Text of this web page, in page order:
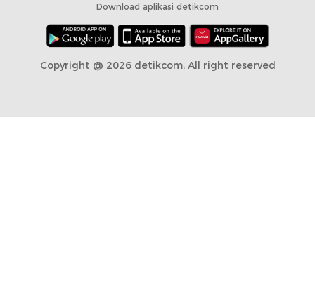
Download aplikasi detikcom
Copyright @ 2026 detikcom, All right reserved